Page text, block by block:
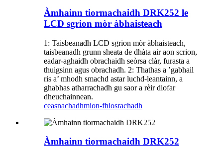
Àmhainn tiormachaidh DRK252 le
LCD sgrion mòr àbhaisteach
1: Taisbeanadh LCD sgrion mòr àbhaisteach,
taisbeanadh grunn sheata de dhàta air aon scrion,
eadar-aghaidh obrachaidh seòrsa clàr, furasta a
thuigsinn agus obrachadh. 2: Thathas a ’gabhail
ris a’ mhodh smachd astar luchd-leantainn, a
ghabhas atharrachadh gu saor a rèir diofar
dheuchainnean.
ceasnachadhmion-fhiosrachadh
Àmhainn tiormachaidh DRK252